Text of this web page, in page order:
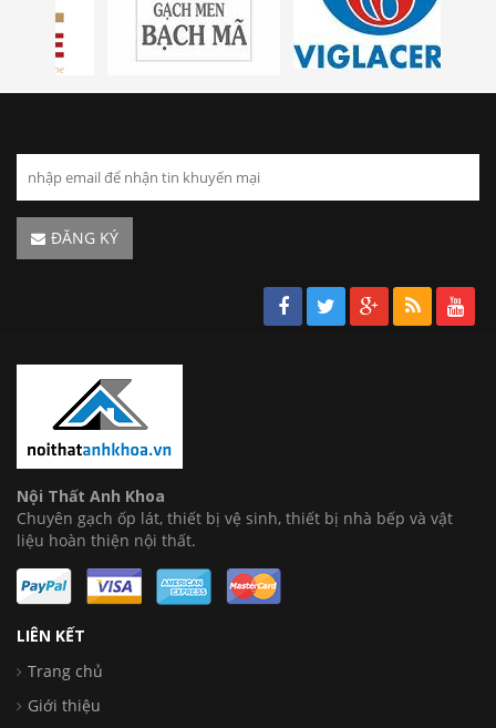
ĐĂNG KÝ
Nội Thất Anh Khoa
Chuyên gạch ốp lát, thiết bị vệ sinh, thiết bị nhà bếp và vật
liệu hoàn thiện nội thất.
LIÊN KẾT
Trang chủ
Giới thiệu